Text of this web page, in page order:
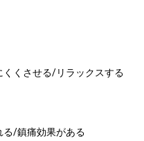
くさせる/リラックスする
/鎮痛効果がある